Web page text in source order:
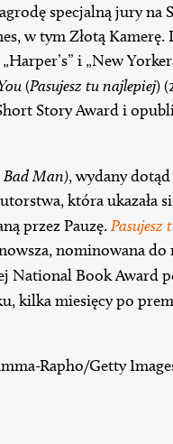
specjalną jury na
w tym Złotą Kamerę.
i „New
(Pasujesz tu najlepiej)
Story Award i
Bad Man), wydany
która ukazała
przez Pauzę. Pasujesz
nominowana
National Book Award
kilka miesięcy po
Rapho/Getty